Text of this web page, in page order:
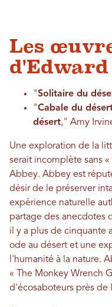
Les
d'Edward
"Solitaire du
"Cabale du
désert," Amy
Une exploration de la
serait incomplète sans
Abbey. Abbey est
désir de le préserver
expérience naturelle
partage des anecdotes
il y a plus de cinquante
ode au désert et une
l'humanité à la nature.
« The Monkey Wrench
d'écosaboteurs près de